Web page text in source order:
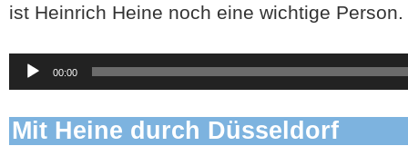
ist Heinrich Heine noch eine wichtige
Audio-
Player
00:00
Mit Heine durch Düsseldorf